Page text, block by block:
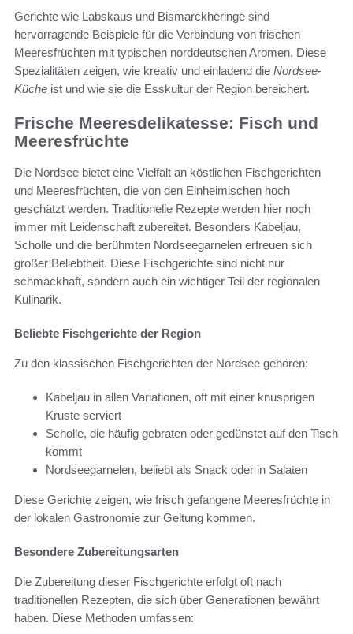
Gerichte wie Labskaus und Bismarckheringe sind
hervorragende Beispiele für die Verbindung von frischen
Meeresfrüchten mit typischen norddeutschen Aromen. Diese
Spezialitäten zeigen, wie kreativ und einladend die Nordsee-
Küche ist und wie sie die Esskultur der Region bereichert.
Frische Meeresdelikatesse: Fisch und
Meeresfrüchte
Die Nordsee bietet eine Vielfalt an köstlichen Fischgerichten
und Meeresfrüchten, die von den Einheimischen hoch
geschätzt werden. Traditionelle Rezepte werden hier noch
immer mit Leidenschaft zubereitet. Besonders Kabeljau,
Scholle und die berühmten Nordseegarnelen erfreuen sich
großer Beliebtheit. Diese Fischgerichte sind nicht nur
schmackhaft, sondern auch ein wichtiger Teil der regionalen
Kulinarik.
Beliebte Fischgerichte der Region
Zu den klassischen Fischgerichten der Nordsee gehören:
Kabeljau in allen Variationen, oft mit einer knusprigen
Kruste serviert
Scholle, die häufig gebraten oder gedünstet auf den Tisch
kommt
Nordseegarnelen, beliebt als Snack oder in Salaten
Diese Gerichte zeigen, wie frisch gefangene Meeresfrüchte in
der lokalen Gastronomie zur Geltung kommen.
Besondere Zubereitungsarten
Die Zubereitung dieser Fischgerichte erfolgt oft nach
traditionellen Rezepten, die sich über Generationen bewährt
haben. Diese Methoden umfassen: